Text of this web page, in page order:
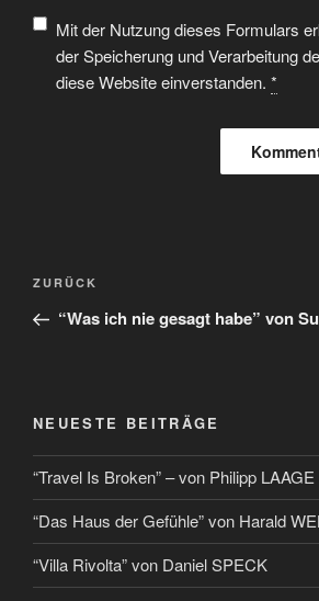
Mit der Nutzung dieses Formulars
der Speicherung und Verarbeitung
diese Website einverstanden. *
ZURÜCK
“Was ich nie gesagt habe” von
NEUESTE BEITRÄGE
“Travel Is Broken” – von Philipp LAAGE
“Das Haus der Gefühle” von Harald
“Villa Rivolta” von Daniel SPECK